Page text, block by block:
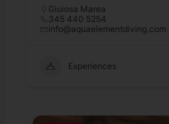
Gioiosa Marea
345 440 5254
info@aquaelementdiving.com
Experiences